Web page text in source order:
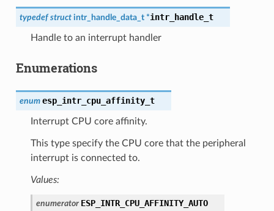
typedef struct intr_handle_data_t *intr_handle_t
Handle to an interrupt handler
Enumerations
enum esp_intr_cpu_affinity_t
Interrupt CPU core affinity.
This type specify the CPU core that the peripheral
interrupt is connected to.
Values:
enumerator ESP_INTR_CPU_AFFINITY_AUTO